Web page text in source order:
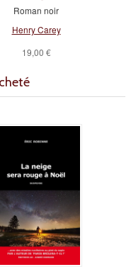
Roman noir
Henry Carey
19,00 €